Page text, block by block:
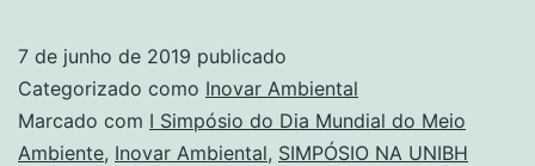
7 de junho de 2019 publicado
Categorizado como Inovar Ambiental
Marcado com I Simpósio do Dia Mundial do Meio
Ambiente, Inovar Ambiental, SIMPÓSIO NA UNIBH